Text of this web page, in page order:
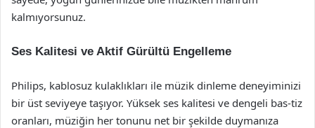
kalmıyorsunuz.
Ses Kalitesi ve Aktif Gürültü Engelleme
Philips, kablosuz kulaklıkları ile müzik dinleme deneyiminizi
bir üst seviyeye taşıyor. Yüksek ses kalitesi ve dengeli bas-tiz
oranları, müziğin her tonunu net bir şekilde duymanıza